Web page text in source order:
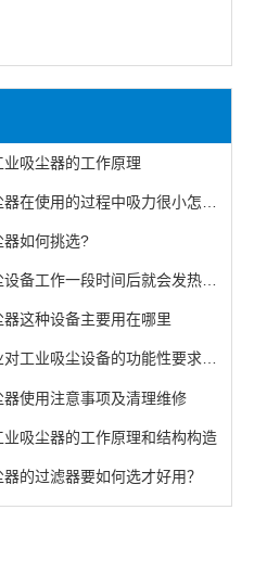
业吸尘器的工作原理
在使用的过程中吸力很小怎么办
器如何挑选?
备工作一段时间后就会发热发烫咋办?
器这种设备主要用在哪里
工业吸尘设备的功能性要求也不相同
器使用注意事项及清理维修
业吸尘器的工作原理和结构构造
的过滤器要如何选才好用？